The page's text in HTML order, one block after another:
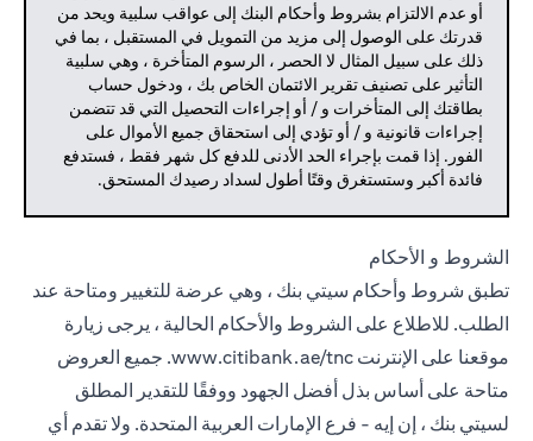
أو عدم الالتزام بشروط وأحكام البنك إلى عواقب سلبية ويحد من
قدرتك على الوصول إلى مزيد من التمويل في المستقبل ، بما في
ذلك على سبيل المثال لا الحصر ، الرسوم المتأخرة ، وهي سلبية
التأثير على تصنيف تقرير الائتمان الخاص بك ، ودخول حساب
بطاقتك إلى المتأخرات و / أو إجراءات التحصيل التي قد تتضمن
إجراءات قانونية و / أو تؤدي إلى استحقاق جميع الأموال على
الفور. إذا قمت بإجراء الحد الأدنى للدفع كل شهر فقط ، فستدفع
فائدة أكبر وستستغرق وقتًا أطول لسداد رصيدك المستحق.
الشروط و الأحكام
تطبق شروط وأحكام سيتي بنك ، وهي عرضة للتغيير ومتاحة عند
الطلب. للاطلاع على الشروط والأحكام الحالية ، يرجى زيارة
موقعنا على الإنترنت www.citibank.ae/tnc. جميع العروض
متاحة على أساس بذل أفضل الجهود ووفقًا للتقدير المطلق
لسيتي بنك ، إن إيه - فرع الإمارات العربية المتحدة. ولا تقدم أي